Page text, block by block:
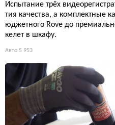
Испытание трёх
тия качества, а комплектные
юджетного Rove до
келет в шкафу.
Авто 5 953